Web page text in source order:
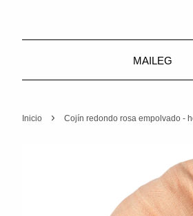
MAILEG
Inicio › Cojín redondo rosa empolvado -